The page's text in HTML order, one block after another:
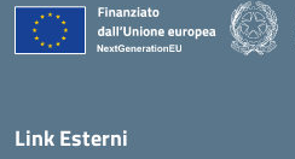
Link Esterni